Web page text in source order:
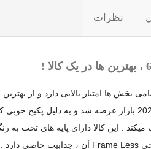
نظرات
بخش ها امتیاز بالایی دارد و از
میکند . این کالا دارای پایه های